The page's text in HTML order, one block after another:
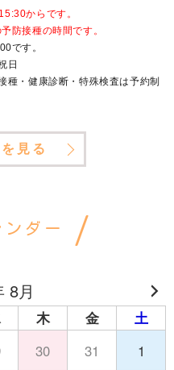
からです。
防接種の時間です。
です。
日
種・健康診断・特殊検査は予約制
見る
ダー
8月
木 金
土
30 31 1